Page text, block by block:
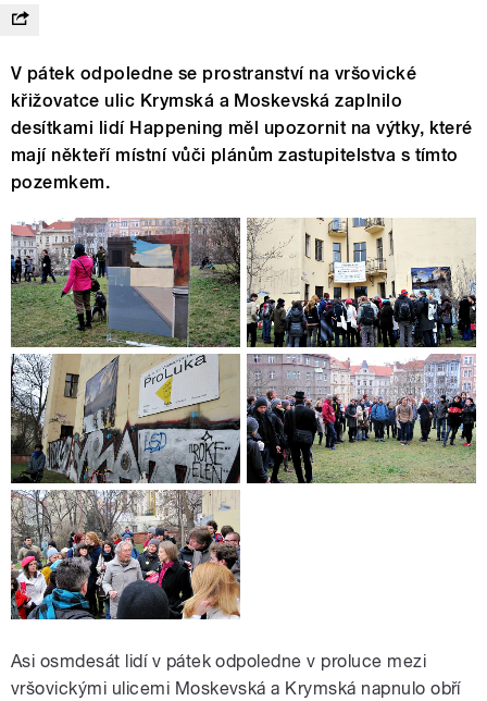
V pátek odpoledne se prostranství na vršovické
křižovatce ulic Krymská a Moskevská zaplnilo
desítkami lidí Happening měl upozornit na výtky, které
mají někteří místní vůči plánům zastupitelstva s tímto
pozemkem.
Asi osmdesát lidí v pátek odpoledne v proluce mezi
vršovickými ulicemi Moskevská a Krymská napnulo obří